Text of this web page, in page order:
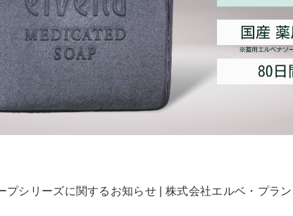
プシリーズに関するお知らせ | 株式会社エルベ・プラ